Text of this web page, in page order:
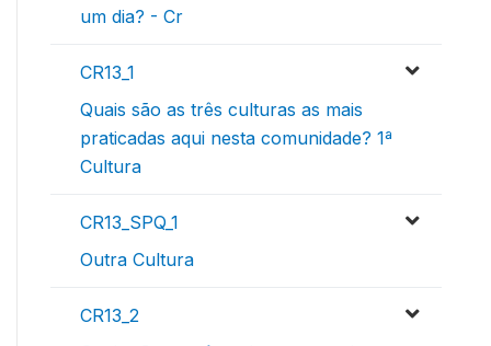
um dia? - Cr
CR13_1
Quais são as três culturas as mais
praticadas aqui nesta comunidade? 1ª
Cultura
CR13_SPQ_1
Outra Cultura
CR13_2